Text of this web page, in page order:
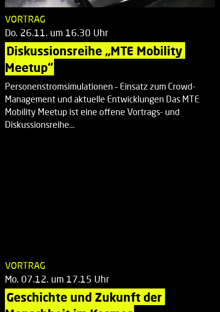
VORTRAG
Do. 26.11. um 16.30 Uhr
Diskussionsreihe „MTE Mobility
Meetup“
Personenstromsimulationen – Einsatz zum Crowd-
Management und aktuelle Entwicklungen Das MTE
Mobility Meetup ist eine offene Vortrags- und
Diskussionsreihe…
VORTRAG
Mo. 07.12. um 17.15 Uhr
Geschichte und Zukunft der